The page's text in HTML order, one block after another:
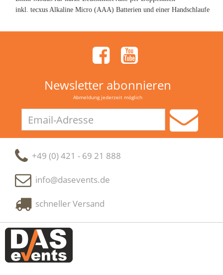
inkl. tecxus Alkaline Micro (AAA) Batterien und einer Handschlaufe
Newsletter abonnieren
Abmeldung jederzeit möglich
Adresse
+49 (0) 421 - 69 21 888
info@dasevents.de
schneller Versand